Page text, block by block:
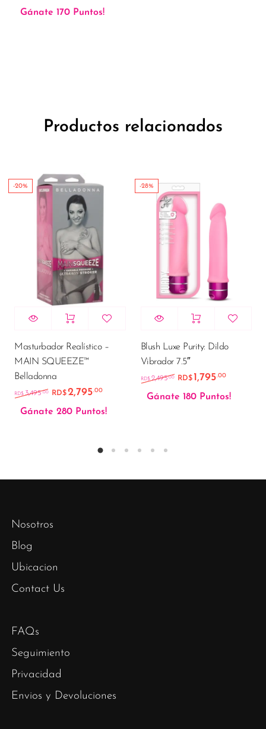
Gánate 170 Puntos!
Productos relacionados
-20%
Masturbador Realístico –
MAIN SQUEEZE™
Belladonna
RD$ 3,495.00 El precio original era: RD$3,495.00.
RD$2,795.00El precio actual es: RD$2,795.00.
Gánate 280 Puntos!
-28%
Blush Luxe Purity: Dildo
Vibrador 7.5″
RD$ 2,495.00 El precio original
RD$ 1,795.00El precio
Gánate 180 Puntos!
Nosotros
Blog
Ubicacion
Contact Us
FAQs
Seguimiento
Privacidad
Envios y Devoluciones